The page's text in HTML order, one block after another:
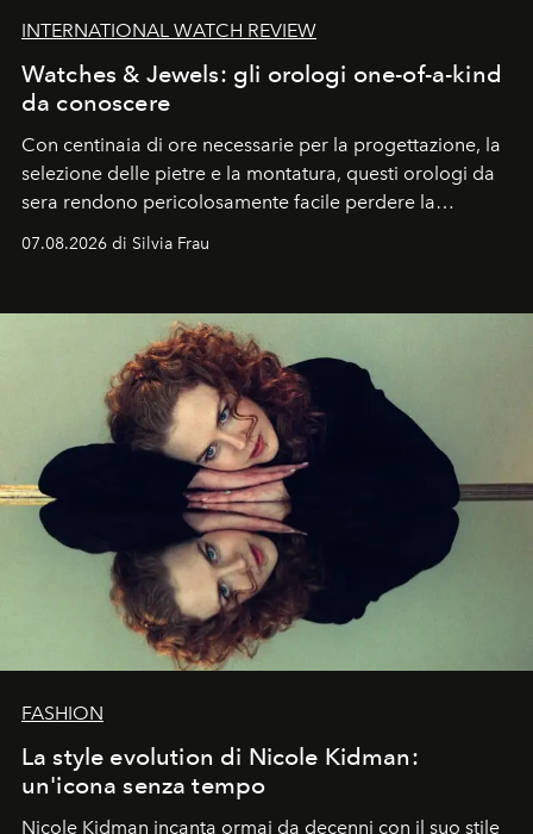
INTERNATIONAL WATCH REVIEW
Watches & Jewels: gli orologi one-of-a-kind
da conoscere
Con centinaia di ore necessarie per la progettazione, la
selezione delle pietre e la montatura, questi orologi da
sera rendono pericolosamente facile perdere la
07.08.2026 di Silvia Frau
FASHION
La style evolution di Nicole Kidman:
un'icona senza tempo
Nicole Kidman incanta ormai da decenni con il suo stile